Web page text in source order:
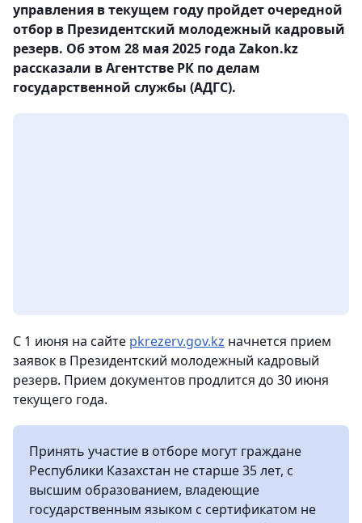
управления в текущем году пройдет очередной
отбор в Президентский молодежный кадровый
резерв. Об этом 28 мая 2025 года Zakon.kz
рассказали в Агентстве РК по делам
государственной службы (АДГС).
С 1 июня на сайте pkrezerv.gov.kz начнется прием
заявок в Президентский молодежный кадровый
резерв. Прием документов продлится до 30 июня
текущего года.
Принять участие в отборе могут граждане
Республики Казахстан не старше 35 лет, с
высшим образованием, владеющие
государственным языком c сертификатом не